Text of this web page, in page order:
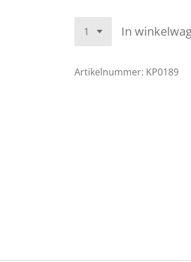
In
Artikelnummer: KP0189